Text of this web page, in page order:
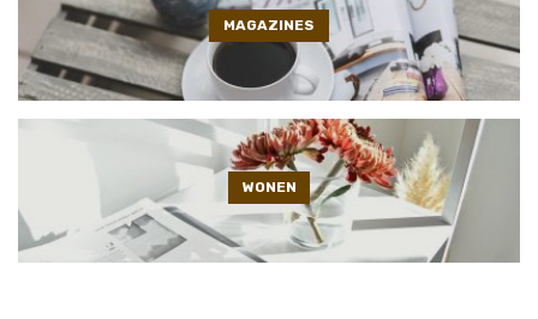
MAGAZINES
WONEN